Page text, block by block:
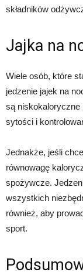
składników
Jajka na
Wiele osób, które
jedzenie jajek na
są niskokaloryczne
sytości i
Jednakże, jeśli
równowagę
spożywcze.
wszystkich
również, aby
sport.